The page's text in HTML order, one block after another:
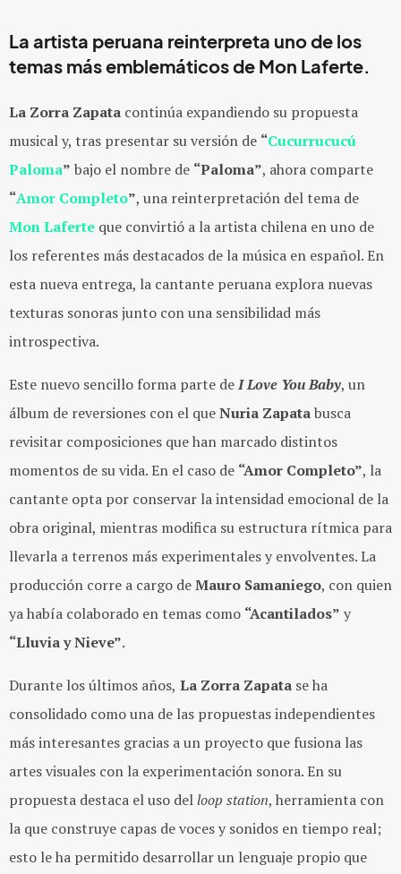
La artista peruana reinterpreta uno de los
temas más emblemáticos de Mon Laferte.
La Zorra Zapata continúa expandiendo su propuesta
musical y, tras presentar su versión de “Cucurrucucú
Paloma” bajo el nombre de “Paloma”, ahora comparte
“Amor Completo”, una reinterpretación del tema de
Mon Laferte que convirtió a la artista chilena en uno de
los referentes más destacados de la música en español. En
esta nueva entrega, la cantante peruana explora nuevas
texturas sonoras junto con una sensibilidad más
introspectiva.
Este nuevo sencillo forma parte deI Love You Baby, un
álbum de reversiones con el queNuria Zapatabusca
revisitar composiciones que han marcado distintos
momentos de su vida. En el caso de “Amor Completo”, la
cantante opta por conservar la intensidad emocional de la
obra original, mientras modifica su estructura rítmica para
llevarla a terrenos más experimentales y envolventes. La
producción corre a cargo deMauro Samaniego, con quien
ya había colaborado en temas como “Acantilados” y
“Lluvia y Nieve”.
Durante los últimos años, La Zorra Zapata se ha
consolidado como una de las propuestas independientes
más interesantes gracias a un proyecto que fusiona las
artes visuales con la experimentación sonora. En su
propuesta destaca el uso delloop station, herramienta con
la que construye capas de voces y sonidos en tiempo real;
esto le ha permitido desarrollar un lenguaje propio que